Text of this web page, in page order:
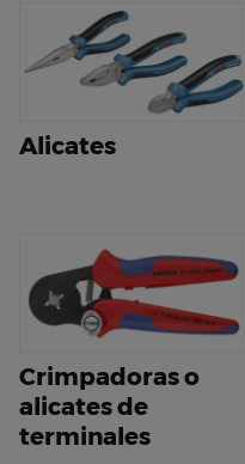
Alicates
Crimpadoras o
alicates de
terminales